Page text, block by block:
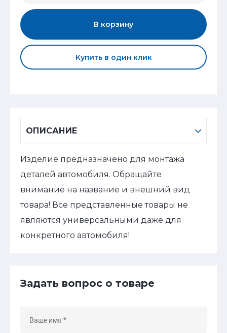
В корзину
Купить в один клик
ОПИСАНИЕ
Изделие предназначено для монтажа
деталей автомобиля. Обращайте
внимание на название и внешний вид
товара! Все представленные товары не
являются универсальными даже для
конкретного автомобиля!
Задать вопрос о товаре